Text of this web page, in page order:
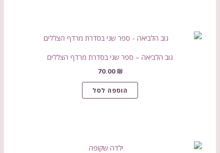
גוב הלביאה – ספר שני בסדרת מרדף הצללים
70.00 ₪
הוספה לסל